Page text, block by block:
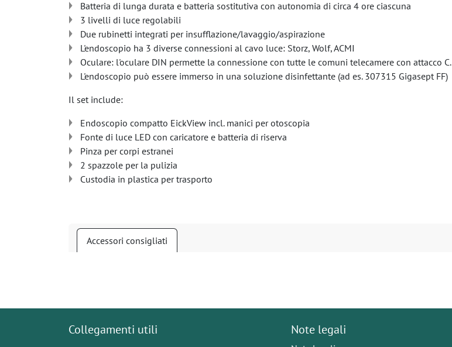
Batteria di lunga durata e batteria sostitutiva con autonomia di circa 4 ore ciascuna
3 livelli di luce regolabili
Due rubinetti integrati per insufflazione/lavaggio/aspirazione
L'endoscopio ha 3 diverse connessioni al cavo luce: Storz, Wolf, ACMI
Oculare: l'oculare DIN permette la connessione con tutte le comuni telecamere con attacco C.
L'endoscopio può essere immerso in una soluzione disinfettante (ad es. 307315 Gigasept FF)
Il set include:
Endoscopio compatto EickView incl. manici per otoscopia
Fonte di luce LED con caricatore e batteria di riserva
Pinza per corpi estranei
2 spazzole per la pulizia
Custodia in plastica per trasporto
Accessori consigliati
Collegamenti utili Note legali